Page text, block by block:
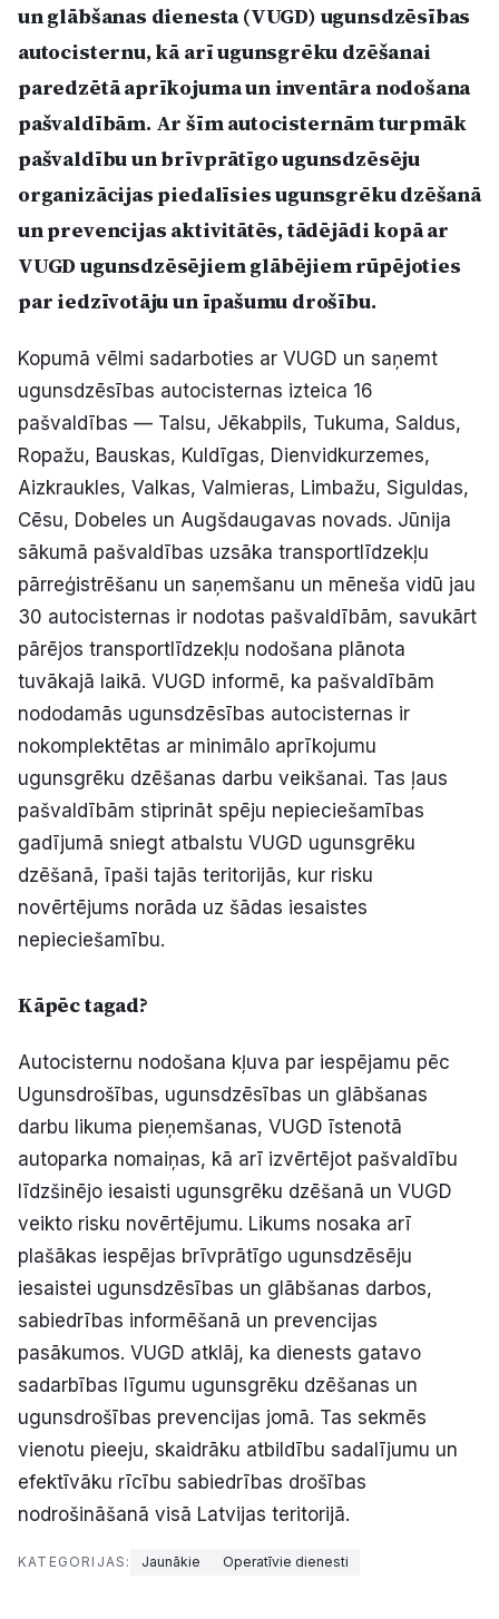
Reklāma
Politiskā reklāma
Par mums
Kontakti
Ziņo redakcijai
Facebook
un glābšanas dienesta (VUGD) ugunsdzēsības
autocisternu, kā arī ugunsgrēku dzēšanai
paredzētā aprīkojuma un inventāra nodošana
pašvaldībām. Ar šīm autocisternām turpmāk
pašvaldību un brīvprātīgo ugunsdzēsēju
organizācijas piedalīsies ugunsgrēku dzēšanā
un prevencijas aktivitātēs, tādējādi kopā ar
VUGD ugunsdzēsējiem glābējiem rūpējoties
par iedzīvotāju un īpašumu drošību.
Kopumā vēlmi sadarboties ar VUGD un saņemt
ugunsdzēsības autocisternas izteica 16
pašvaldības — Talsu, Jēkabpils, Tukuma, Saldus,
Ropažu, Bauskas, Kuldīgas, Dienvidkurzemes,
Aizkraukles, Valkas, Valmieras, Limbažu, Siguldas,
Cēsu, Dobeles un Augšdaugavas novads. Jūnija
sākumā pašvaldības uzsāka transportlīdzekļu
pārreģistrēšanu un saņemšanu un mēneša vidū jau
30 autocisternas ir nodotas pašvaldībām, savukārt
pārējos transportlīdzekļu nodošana plānota
tuvākajā laikā. VUGD informē, ka pašvaldībām
nododamās ugunsdzēsības autocisternas ir
nokomplektētas ar minimālo aprīkojumu
ugunsgrēku dzēšanas darbu veikšanai. Tas ļaus
pašvaldībām stiprināt spēju nepieciešamības
gadījumā sniegt atbalstu VUGD ugunsgrēku
dzēšanā, īpaši tajās teritorijās, kur risku
novērtējums norāda uz šādas iesaistes
nepieciešamību.
Kāpēc tagad?
Autocisternu nodošana kļuva par iespējamu pēc
Ugunsdrošības, ugunsdzēsības un glābšanas
darbu likuma pieņemšanas, VUGD īstenotā
autoparka nomaiņas, kā arī izvērtējot pašvaldību
līdzšinējo iesaisti ugunsgrēku dzēšanā un VUGD
veikto risku novērtējumu. Likums nosaka arī
plašākas iespējas brīvprātīgo ugunsdzēsēju
iesaistei ugunsdzēsības un glābšanas darbos,
sabiedrības informēšanā un prevencijas
pasākumos. VUGD atklāj, ka dienests gatavo
sadarbības līgumu ugunsgrēku dzēšanas un
ugunsdrošības prevencijas jomā. Tas sekmēs
vienotu pieeju, skaidrāku atbildību sadalījumu un
efektīvāku rīcību sabiedrības drošības
nodrošināšanā visā Latvijas teritorijā.
KATEGORIJAS: Jaunākie Operatīvie dienesti